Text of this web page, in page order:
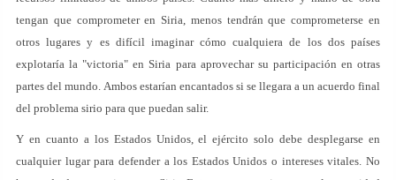
tengan que comprometer en Siria, menos tendrán que comprometerse en
otros lugares y es difícil imaginar cómo cualquiera de los dos países
explotaría la "victoria" en Siria para aprovechar su participación en otras
partes del mundo. Ambos estarían encantados si se llegara a un acuerdo final
del problema sirio para que puedan salir.
Y en cuanto a los Estados Unidos, el ejército solo debe desplegarse en
cualquier lugar para defender a los Estados Unidos o intereses vitales. No